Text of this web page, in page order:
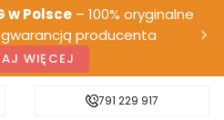
w Polsce– 100% oryginalne
producenta
WIĘCEJ
Darmowa dostawa od 500 zł
791 229 917